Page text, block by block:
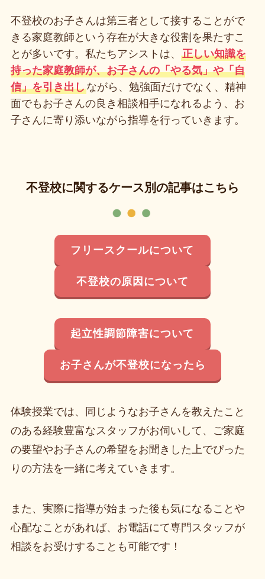
不登校のお子さんは第三者として接することがで
きる家庭教師という存在が大きな役割を果たすこ
とが多いです。私たちアシストは、 正しい知識を
持った家庭教師が、お子さんの「やる気」や「自
信」を引き出しながら、勉強面だけでなく、精神
面でもお子さんの良き相談相手になれるよう、お
子さんに寄り添いながら指導を行っていきます。
不登校に関するケース別の記事はこちら
フリースクールについて
不登校の原因について
起立性調節障害について
お子さんが不登校になったら
体験授業では、同じようなお子さんを教えたこと
のある経験豊富なスタッフがお伺いして、ご家庭
の要望やお子さんの希望をお聞きした上でぴった
りの方法を一緒に考えていきます。
また、実際に指導が始まった後も気になることや
心配なことがあれば、お電話にて専門スタッフが
相談をお受けすることも可能です！